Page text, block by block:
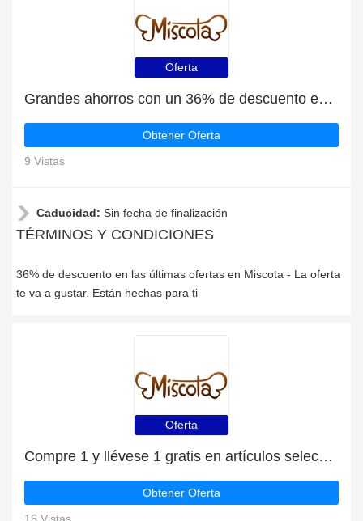
Oferta
Grandes ahorros con un 36% de descuento en las últimas ofertas
Obtener Oferta
9 Vistas
Caducidad: Sin fecha de finalización
TÉRMINOS Y CONDICIONES
36% de descuento en las últimas ofertas en Miscota - La oferta
te va a gustar. Están hechas para ti
Oferta
Compre 1 y llévese 1 gratis en artículos seleccionados | caduca pronto
Obtener Oferta